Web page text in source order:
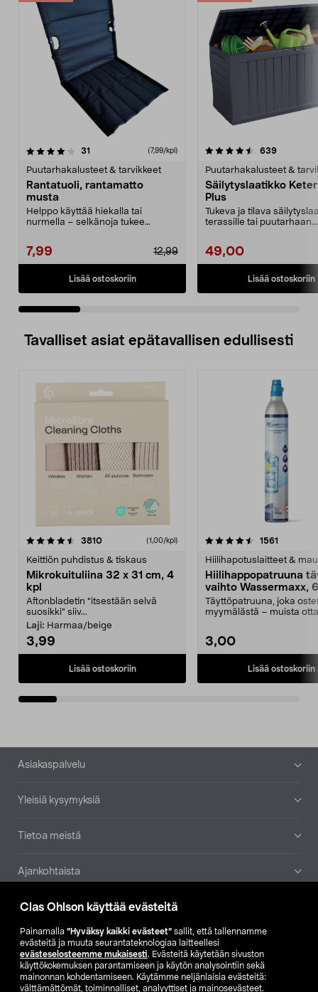
Clas Ohlson käyttää evästeitä
Painamalla ”Hyväksy kaikki evästeet” sallit, että tallennamme
evästeitä ja muuta seurantateknologiaa laitteellesi
evästeselosteemme mukaisesti. Evästeitä käytetään sivuston
käyttökokemuksen parantamiseen ja käytön analysointiin sekä
mainonnan kohdentamiseen. Käytämme neljänlaisia evästeitä:
välttämättömät, toiminnalliset, analyyttiset ja mainosevästeet.
31 (7,99/kpl)
Puutarhakalusteet & tarvikkeet
Rantatuoli, rantamatto
musta
Helppo käyttää hiekalla tai
nurmella – selkänoja tukee
7,99 12,99
Lisää ostoskoriin
4.5 viidestä
639arvostelut
Puutarhakalusteet &
Säilytyslaatikko
Plus
Tukeva ja tilava
terassille tai puutarhaan.
49,00
Lisää ostoskoriin
4.5 viidestä
Tavalliset asiat epätavallisen edullisesti
3810arvostelut (1,00/kpl)
Keittiön puhdistus & tiskaus
Mikrokuituliina 32 x 31 cm, 4
kpl
Aftonbladetin "itsestään selvä
suosikki" siiv...
Laji: Harmaa/beige
3,99
Lisää ostoskoriin
4.5viidestä
1561
Hiilihapotuslaitteet &
Hiilihappopatruuna
vaihto Wassermaxx,
Täyttöpatruuna, joka
myymälästä – muista
3,00
Lisää ostoskoriin
4.5viidestä
Alatunniste
Asiakaspalvelu
Yleisiä kysymyksiä
Tietoa meistä
Ajankohtaista
Muut yrityksemme
Etsi myymälä
SE NO FI